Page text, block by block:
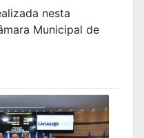
nesta
Municipal de